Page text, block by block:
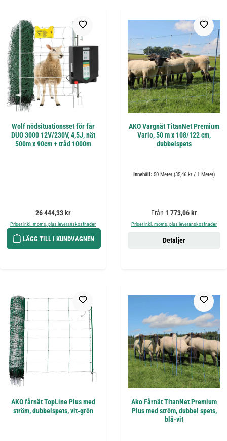
Wolf nödsituationsset för får
DUO 3000 12V/230V, 4,5J, nät
500m x 90cm + tråd 1000m
Ordinarie pris:
26 444,33 kr
Priser inkl. moms, plus leveranskostnader
LÄGG TILL I KUNDVAGNEN
AKO Vargnät TitanNet Premium
Vario, 50 m x 108/122 cm,
dubbelspets
Innehåll: 50 Meter (35,46 kr / 1 Meter)
Ordinarie pris:
Från 1 773,06 kr
Priser inkl. moms, plus leveranskostnader
Detaljer
AKO fårnät TopLine Plus med
ström, dubbelspets, vit-grön
Ako Fårnät TitanNet Premium
Plus med ström, dubbel spets,
blå-vit